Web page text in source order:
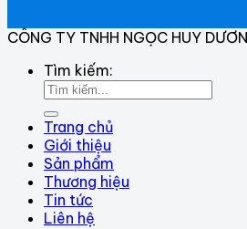
CÔNG TY TNHH NGỌC HUY
Tìm kiếm:
Trang chủ
Giới thiệu
Sản phẩm
Thương hiệu
Tin tức
Liên hệ